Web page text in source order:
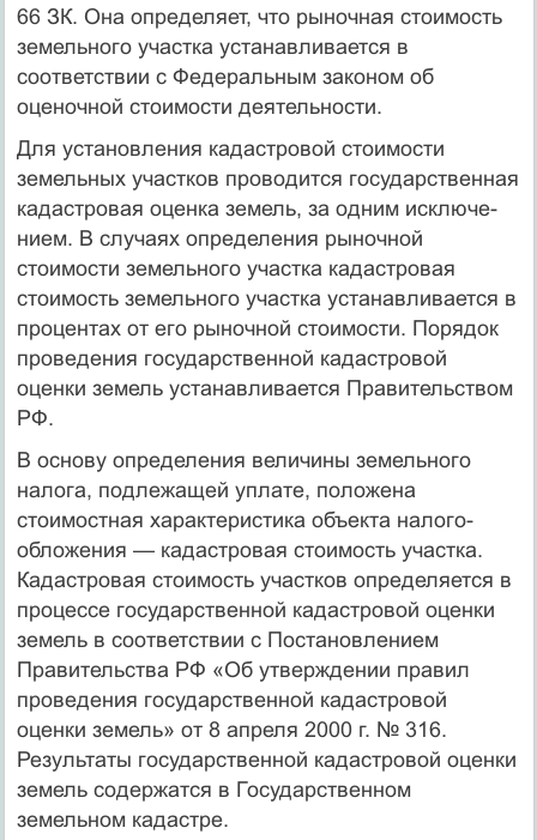
66 ЗК. Она определяет, что рыночная стоимость
земельного уча­стка устанавливается в
соответствии с Федеральным законом об
оценочной стоимости деятельности.
Для установления кадастровой стоимости
земельных участков про­водится государственная
кадастровая оценка земель, за одним исключе­
нием. В случаях определения рыночной
стоимости земельного участка кадастровая
стоимость земельного участка устанавливается в
процентах от его рыночной стоимости. Порядок
проведения государственной ка­дастровой
оценки земель устанавливается Правительством
РФ.
В основу определения величины земельного
налога, подлежа­щей уплате, положена
стоимостная характеристика объекта налого­
обложения — кадастровая стоимость участка.
Кадастровая стои­мость участков определяется в
процессе государственной кадастро­вой оценки
земель в соответствии с Постановлением
Правительства РФ «Об утверждении правил
проведения государственной кадастро­вой
оценки земель» от 8 апреля 2000 г. № 316.
Результаты государ­ственной кадастровой оценки
земель содержатся в Государственном
земельном кадастре.